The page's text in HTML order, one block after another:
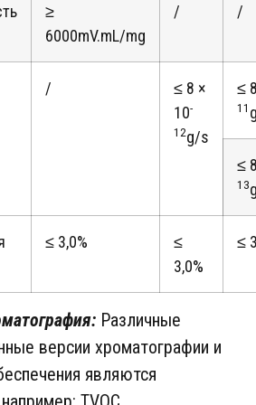
≥
6000mV.mL/mg
/ /
/
≤ 8 ×
10-
12g/s
≤
11
≤
13
≤ 3,0%
≤
3,0%
≤
Различные
версии хроматографии и
являются